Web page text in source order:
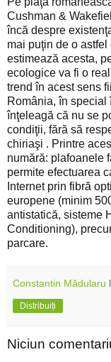
Cushman &
încă despre
mai puţin de o
estimează acesta,
ecologice va fi o
trend în acest sens
România, în special
înţeleagă că nu se
condiţii, fără să
chiriaşi . Printre
numără: plafoanele
permite efectuarea
Internet prin fibră
europene (minim
antistatică, sisteme
Conditioning),
parcare.
Constantin Mădularu
Distribuiți
Niciun